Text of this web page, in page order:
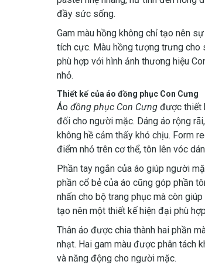
đầy sức sống.
Gam màu hồng không chỉ tạo nên
tích cực. Màu hồng tượng trưng cho
phù hợp với hình ảnh thương hiệu
nhỏ.
Thiết kế của áo đồng phục Con Cưng
Áo đồng phục Con Cưng được thiết
đối cho người mặc. Dáng áo rộng
không hề cảm thấy khó chịu. Form
điểm nhỏ trên cơ thể, tôn lên vóc
Phần tay ngắn của áo giúp người
phần cổ bẻ của áo cũng góp phần
nhấn cho bộ trang phục mà còn
tạo nên một thiết kế hiện đại phù
Thân áo được chia thành hai phần
nhạt. Hai gam màu được phân tách
và năng động cho người mặc.